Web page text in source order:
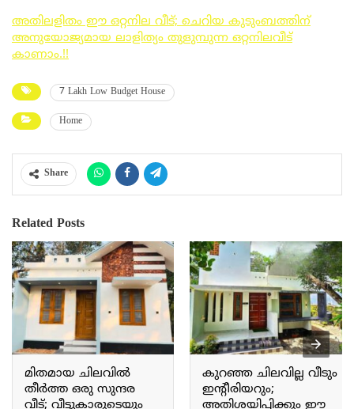
അതിലളിതം ഈ ഒറ്റനില വീട്; ചെറിയ കുടുംബത്തിന്
അനുയോജ്യമായ ലാളിത്യം തുളുമ്പുന്ന ഒറ്റനിലവീട്
കാണാം.!!
7 Lakh Low Budget House
Home
Share
Related Posts
മിതമായ ചിലവിൽ
തീർത്ത ഒരു സുന്ദര
വീട്; വീട്ടുകാരുടെയും
കുറഞ്ഞ ചിലവില്ല വീടും
ഇന്റീരിയറും;
അതിശയിപ്പിക്കും ഈ